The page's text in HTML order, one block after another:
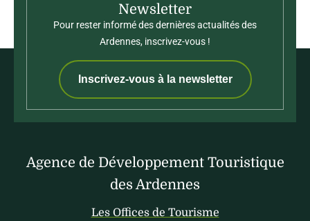
Newsletter
Pour rester informé des dernières actualités des
Ardennes, inscrivez-vous !
Inscrivez-vous à la newsletter
Agence de Développement Touristique
des Ardennes
Les Offices de Tourisme